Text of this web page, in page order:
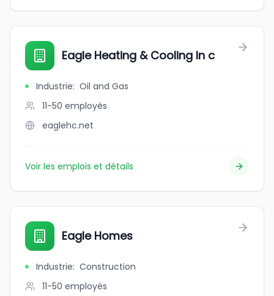
Eagle Heating & Cooling In c
Industrie: Oil and Gas
11-50 employés
eaglehc.net
Voir les emplois et détails
Eagle Homes
Industrie: Construction
11-50 employés